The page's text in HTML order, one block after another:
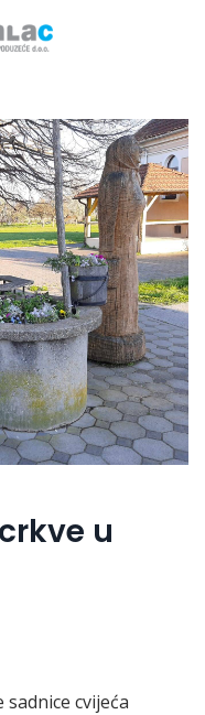
u
cvijeća